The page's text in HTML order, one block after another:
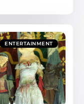
ENTERTAINMENT